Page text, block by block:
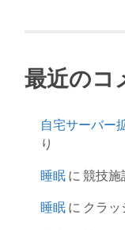
最近のコ
自宅サーバー
り
睡眠 に競技施
睡眠 に クラッ